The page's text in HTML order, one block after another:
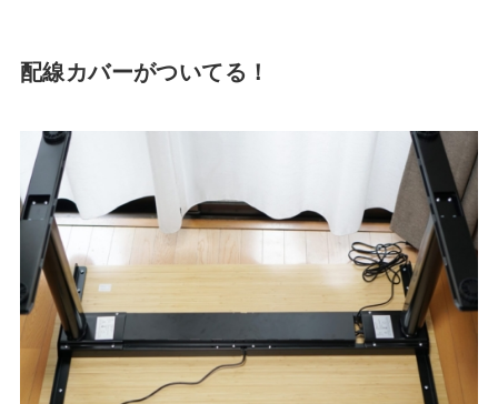
配線カバーがついてる！